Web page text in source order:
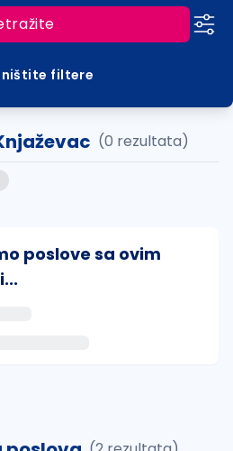
filtere
(0 rezultata)
poslove sa ovim